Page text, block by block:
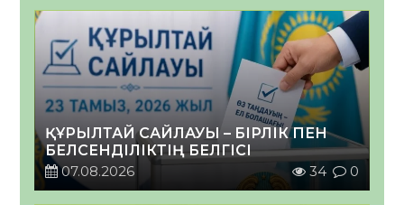
ҚҰРЫЛТАЙ САЙЛАУЫ – БІРЛІК ПЕН
БЕЛСЕНДІЛІКТІҢ БЕЛГІСІ
07.08.2026
34 0